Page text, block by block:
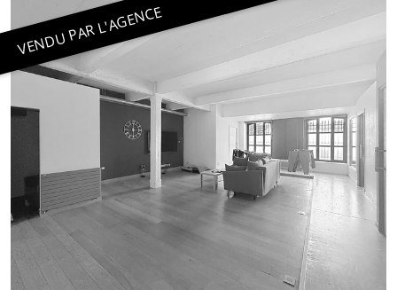
VENDU PAR L'AGENCE